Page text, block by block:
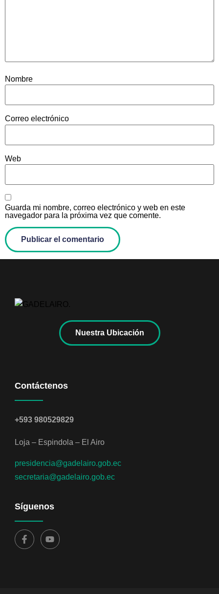
Nombre
Correo electrónico
Web
Guarda mi nombre, correo electrónico y web en este
navegador para la próxima vez que comente.
Nuestra Ubicación
Contáctenos
+593 980529829
Loja – Espindola – El Airo
presidencia@gadelairo.gob.ec
secretaria@gadelairo.gob.ec
Síguenos